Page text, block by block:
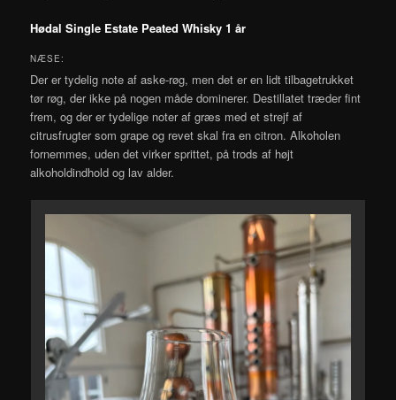
Hødal Single Estate Peated Whisky 1 år
NÆSE:
Der er tydelig note af aske-røg, men det er en lidt tilbagetrukket
tør røg, der ikke på nogen måde dominerer. Destillatet træder fint
frem, og der er tydelige noter af græs med et strejf af
citrusfrugter som grape og revet skal fra en citron. Alkoholen
fornemmes, uden det virker sprittet, på trods af højt
alkoholdindhold og lav alder.